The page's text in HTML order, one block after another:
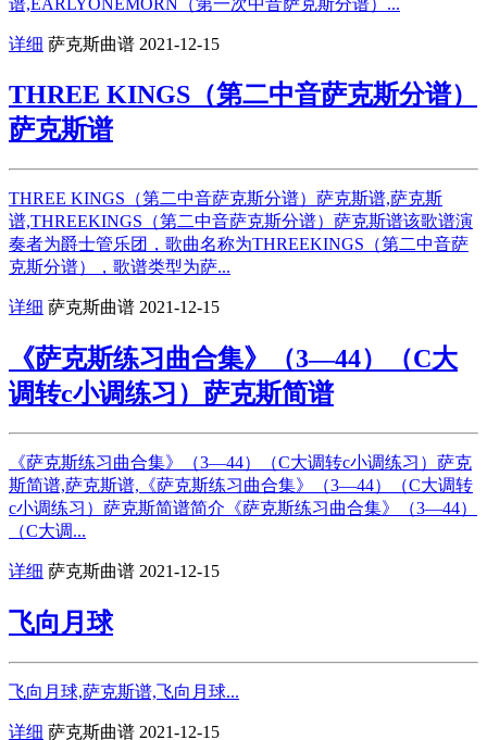
详细 萨克斯曲谱 2021-12-15
THREE KINGS（第二中音萨克斯分谱）
萨克斯谱
THREE KINGS（第二中音萨克斯分谱）萨克斯谱,萨克斯
谱,THREEKINGS（第二中音萨克斯分谱）萨克斯谱该歌谱演
奏者为爵士管乐团，歌曲名称为THREEKINGS（第二中音萨
克斯分谱），歌谱类型为萨...
详细 萨克斯曲谱 2021-12-15
《萨克斯练习曲合集》（3—44）（C大
调转c小调练习）萨克斯简谱
《萨克斯练习曲合集》（3—44）（C大调转c小调练习）萨克
斯简谱,萨克斯谱,《萨克斯练习曲合集》（3—44）（C大调转
c小调练习）萨克斯简谱简介《萨克斯练习曲合集》（3—44）
（C大调...
详细 萨克斯曲谱 2021-12-15
飞向月球
飞向月球,萨克斯谱,飞向月球...
详细 萨克斯曲谱 2021-12-15